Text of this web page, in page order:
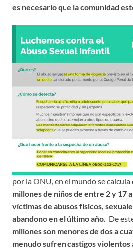
es necesario que la comunidad
por la ONU, en el mundo se calcula
millones de niños de entre 2 y 17
víctimas de abusos físicos,
abandono en el último año. De
millones son menores de dos a
menudo sufren castigos violentos